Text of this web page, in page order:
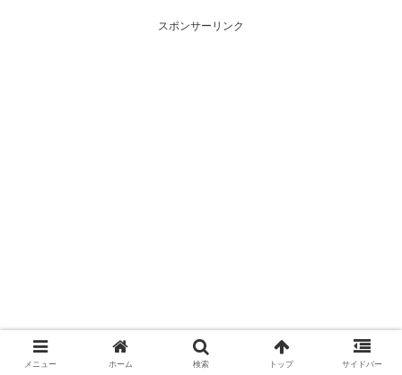
制(注意喚起・申込停止)など、空
売り関連情報を集計し、図解で
喚起・申込停止)など、空売り関
連情報を集計し、図解でわかり
スポンサーリンク
メニュー ホーム 検索 トップ サイドバー